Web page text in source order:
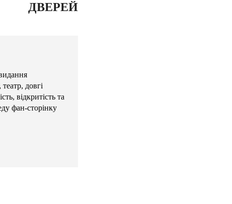
ДВЕРЕЙ
довгі
відкритість та
фан-сторінку